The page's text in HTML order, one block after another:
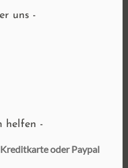
uns
helfen
Kreditkarte oderPaypal